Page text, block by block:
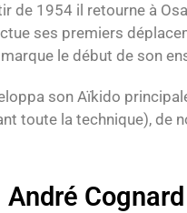
de 1954 il retourne à
ses premiers
le début de son
son Aïkido
toute la technique), de
André